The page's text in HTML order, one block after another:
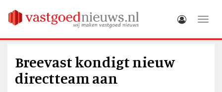
Breevast kondigt nieuw
directteam aan